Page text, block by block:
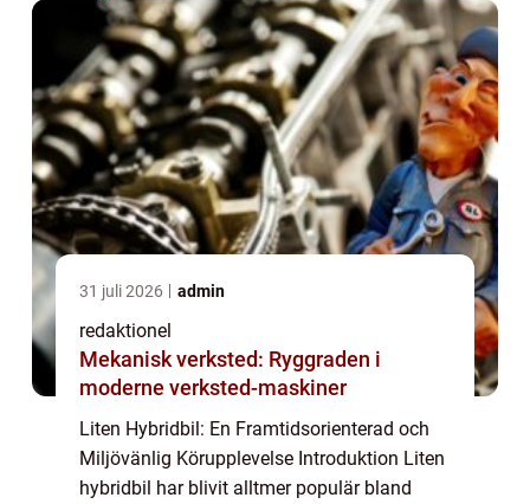
31 juli 2026 admin
redaktionel
Mekanisk verksted: Ryggraden i
moderne verksted-maskiner
Liten Hybridbil: En Framtidsorienterad och
Miljövänlig Körupplevelse Introduktion Liten
hybridbil har blivit alltmer populär bland